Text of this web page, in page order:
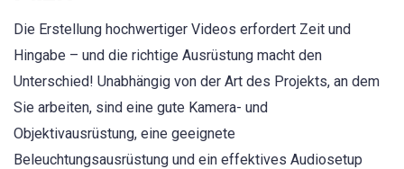
Die Erstellung hochwertiger Videos erfordert Zeit und
Hingabe – und die richtige Ausrüstung macht den
Unterschied! Unabhängig von der Art des Projekts, an dem
Sie arbeiten, sind eine gute Kamera- und
Objektivausrüstung, eine geeignete
Beleuchtungsausrüstung und ein effektives Audiosetup